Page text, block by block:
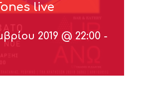
live
2019 @ 22:00 -